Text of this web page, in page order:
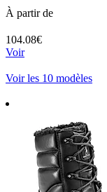
À partir de
104.08€
Voir
Voir les 10 modèles